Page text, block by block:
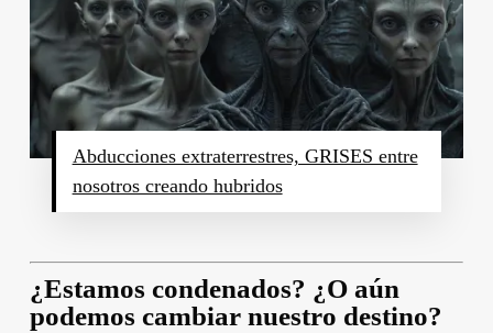
Abducciones extraterrestres, GRISES entre
nosotros creando hubridos
¿Estamos condenados? ¿O aún
podemos cambiar nuestro destino?